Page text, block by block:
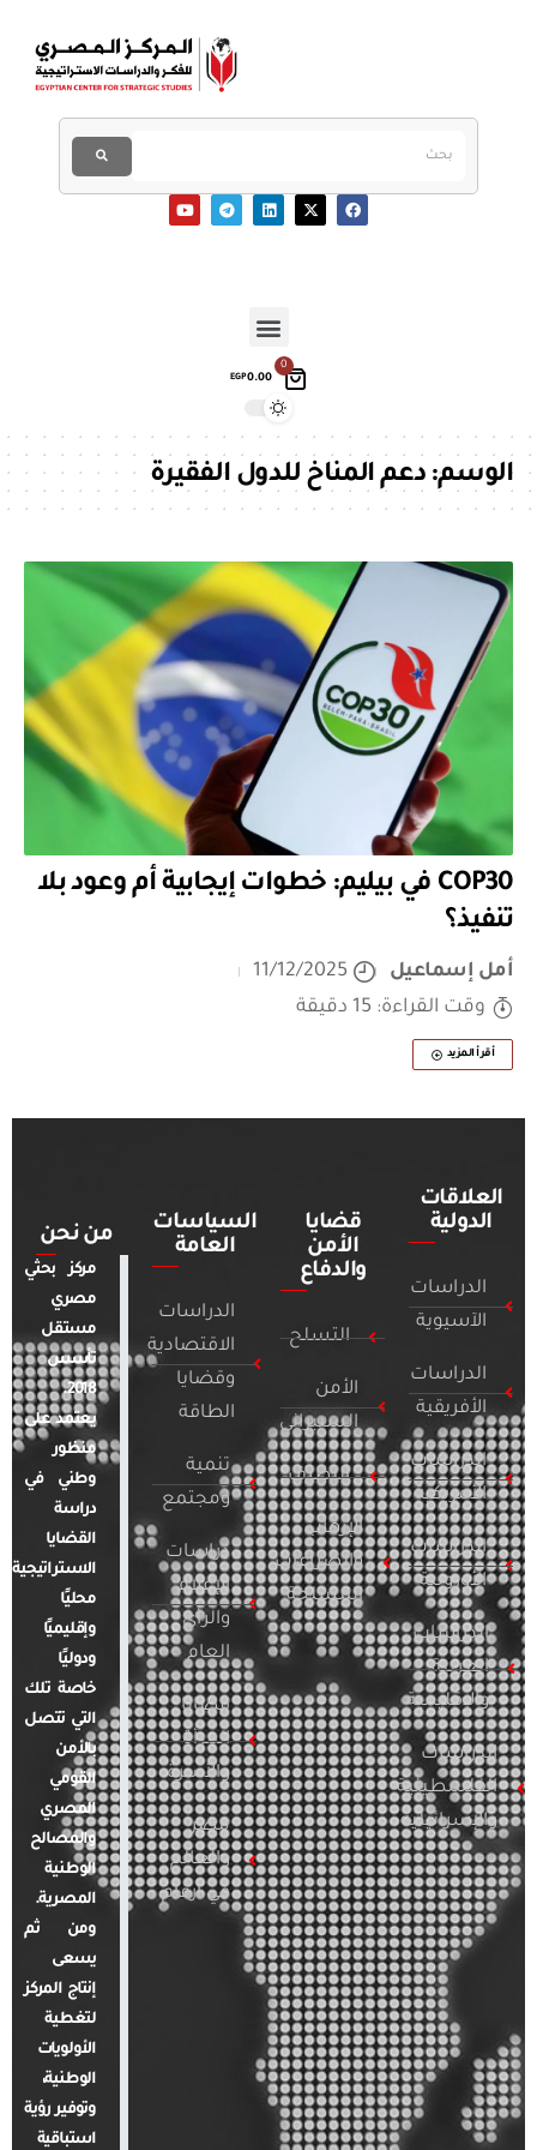
0
EGP0.00
الوسم:دعم المناخ للدول الفقيرة
COP30 في بيليم: خطوات إيجابية أم وعود بلا
تنفيذ؟
أمل إسماعيل
11/12/2025
وقت القراءة: 15 دقيقة
أقرأ المزيد
العلاقات
الدولية
الدراسات
الآسيوية
الدراسات
الأفريقية
الدراسات
الأمريكية
الدراسات
الأوروبية
الدراسات
العربية
والإقليمية
الدراسات
الفلسطينية
والإسرائيلية
قضايا
الأمن
والدفاع
التسلح
الأمن
السيبراني
التطرف
الإرهاب
والصراعات
المسلحة
السياسات
العامة
الدراسات
الاقتصادية
وقضايا
الطاقة
تنمية
ومجتمع
دراسات
الإعلام
والرأي
العام
قضايا
المرأة
والأسرة
مصر
والعالم
في أرقام
من نحن
مركز بحثي
مصري
مستقل
تأسس
2018.
يعتمد على
منظور
وطني في
دراسة
القضايا
الاستراتيجية
محليًا
وإقليميًا
ودوليًا
خاصة تلك
التي تتصل
بالأمن
القومي
المصري
والمصالح
الوطنية
المصرية.
ومن ثم
يسعى
إنتاج المركز
لتغطية
الأولويات
الوطنية،
وتوفير رؤية
استباقية